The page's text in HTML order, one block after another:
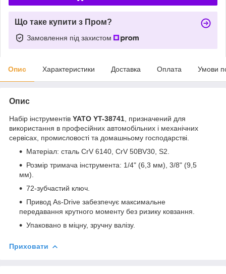
Що таке купити з Пром?
Замовлення під захистом
Опис Характеристики Доставка Оплата Умови
Опис
Набір інструментів YATO YT-38741 , призначений для
використання в професійних автомобільних і механічних
сервісах, промисловості та домашньому господарстві.
Матеріал: сталь CrV 6140, CrV 50BV30, S2.
Розмір тримача інструмента: 1/4" (6,3 мм), 3/8" (9,5
мм).
72-зубчастий ключ.
Привод As-Drive забезпечує максимальне
передавання крутного моменту без ризику ковзання.
Упаковано в міцну, зручну валізу.
Приховати